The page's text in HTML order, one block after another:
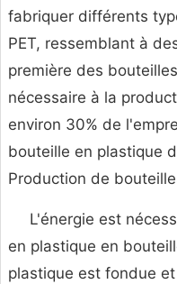
fabriquer différents
PET, ressemblant à
première des
nécessaire à la
environ 30% de
bouteille en plastique
Production de
L'énergie est
en plastique en
plastique est fondue